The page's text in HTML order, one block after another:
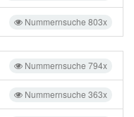
Nummernsuche 803x
Nummernsuche 794x
Nummernsuche 363x